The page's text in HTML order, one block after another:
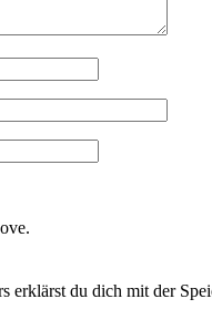
erklärst du dich mit der